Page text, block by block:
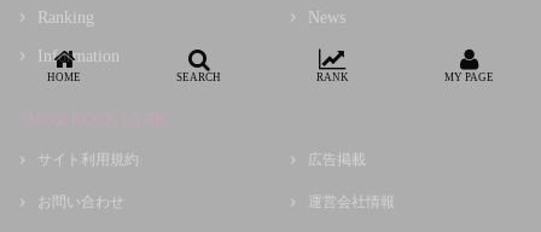
Ranking
Information
News
About ROCK LYRIC
サイト利用規約
お問い合わせ
広告掲載
運営会社情報
HOME SEARCH RANK MY PAGE